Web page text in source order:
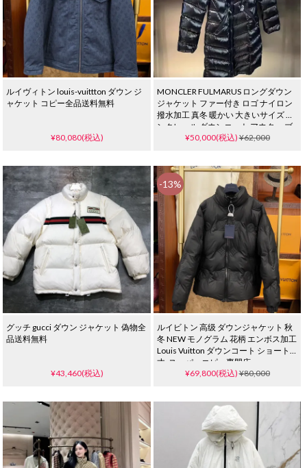
ルイヴィトン louis-vuittton ダウン ジ
ャケット コピー全品送料無料
¥80,080(税込)
MONCLER FULMARUS ロングダウン
ジャケット ファー付き ロゴ ナイロン
撥水加工 真冬 暖かい 大きいサイズ モ
ンクレール ダウンコート アウター ブ
ラック レディース
¥50,000(税込)¥62,000
グッチ gucci ダウン ジャケット 偽物全
品送料無料
¥43,460(税込)
-13%
ルイビトン 高级 ダウンジャケット 秋
冬 NEW モノグラム 花柄 エンボス加工
Louis Vuitton ダウンコート ショート
丈_スーパーコピー専門店
¥69,800(税込)¥80,000